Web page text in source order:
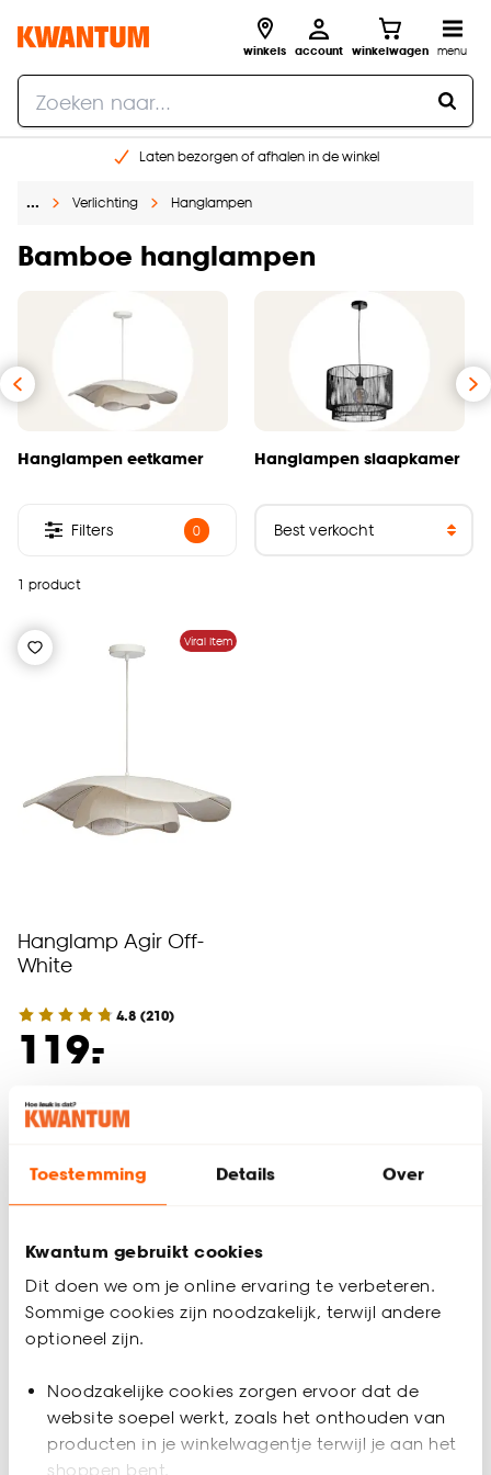
Toestemming Details Over
Kwantum gebruikt cookies
Dit doen we om je online ervaring te verbeteren.
Sommige cookies zijn noodzakelijk, terwijl andere
optioneel zijn.
Noodzakelijke cookies zorgen ervoor dat de
website soepel werkt, zoals het onthouden van
producten in je winkelwagentje terwijl je aan het
shoppen bent.
winkels account winkelwagen menu
Laten bezorgen of afhalen in de winkel
Gratis raam advies en inmeten aan huis
… Verlichting Hanglampen
Bamboe hanglampen
Hanglampen eetkamer Hanglampen slaapkamer
1 product
Filters 0
Viral Item
Hanglamp Agir Off-
White
4.8 (210)
119.
-
Binnen 2-3 werkdagen bezorgd
Bamboe hanglampen: altijd de laagste
prijs bij Kwantum
bamboe hanglampen. Deze lampen voegen een natuurlijke
textuur en warmte toe aan elke ruimte, van de woonkamer
tot de slaapkamer en zelfs buiten op het terras. Bamboe
hanglampen passen goed bij verschillende interieurstijlen,
naar een opvallende eyecatcher of subtielere
verlichtingsopties, bamboe hanglampen bieden volop